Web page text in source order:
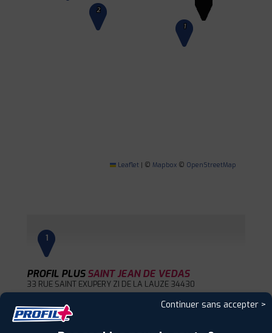
1
2
Leaflet | © Mapbox © OpenStreetMap
1
PROFIL PLUSSAINT JEAN DE VEDAS
33 RUE SAINT EXUPERY ZI DE LA LAUZE 34430
ST JEAN DE VEDAS
0467990099
HORAIRES | +D'INFOS
Continuer sans accepter >